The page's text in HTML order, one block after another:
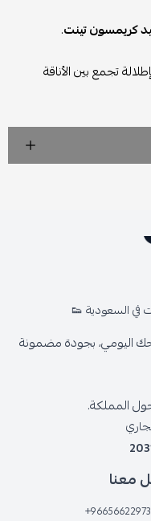
.
تجمع بين الأناقة
في السعودية 👟
اليومي، بجودة مضمونة
معنا